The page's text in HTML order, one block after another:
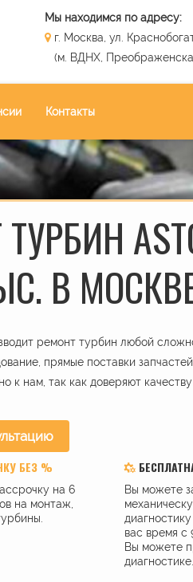
Мы находимся по адресу:
г. Москва, ул.
(м. ВДНХ,
Контакты
В
ремонт турбин любой
прямые поставки
к нам, так как доверяют
БЕЗ %
на 6
на монтаж,
Вы можете
вас время с
Вы можете
диагностике.